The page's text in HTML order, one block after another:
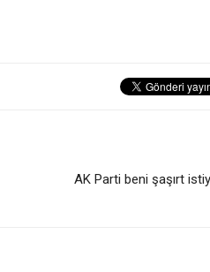
AK Parti beni şaşırt